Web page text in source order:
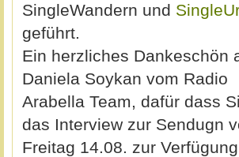
SingleWandern und
geführt.
Ein herzliches Dankeschön
Daniela Soykan vom Radio
Arabella Team, dafür dass
das Interview zur Sendugn
Freitag 14.08. zur Verfügung